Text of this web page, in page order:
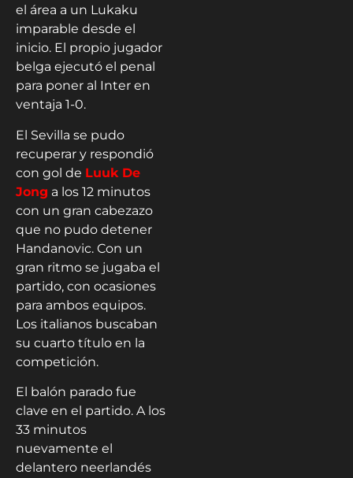
el área a un Lukaku
imparable desde el
inicio. El propio jugador
belga ejecutó el penal
para poner al Inter en
ventaja 1-0.
El Sevilla se pudo
recuperar y respondió
con gol de Luuk De
Jong a los 12 minutos
con un gran cabezazo
que no pudo detener
Handanovic. Con un
gran ritmo se jugaba el
partido, con ocasiones
para ambos equipos.
Los italianos buscaban
su cuarto título en la
competición.
El balón parado fue
clave en el partido. A los
33 minutos
nuevamente el
delantero neerlandés